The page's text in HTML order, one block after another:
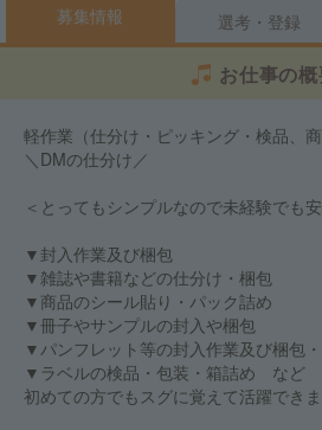
募集情報 選考・登録
お仕事の
軽作業（仕分け・ピッキング・検品、商
＼DMの仕分け／
＜とってもシンプルなので未経験でも
▼封入作業及び梱包
▼雑誌や書籍などの仕分け・梱包
▼商品のシール貼り・パック詰め
▼冊子やサンプルの封入や梱包
▼パンフレット等の封入作業及び梱包
▼ラベルの検品・包装・箱詰め など
初めての方でもスグに覚えて活躍できま